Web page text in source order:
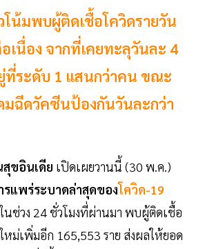
น้มพบผู้ติดเชื้อโควิดรายวัน
เนื่อง จากที่เคยทะลุวันละ 4
ที่ระดับ 1 แสนกว่าคน ขณะ
มฉีดวัคซีนป้องกันวันละกว่า
ขอินเดีย เปิดเผยวานนี้ (30 พ.ค.)
รแพร่ระบาดล่าสุดของโควิด-19
นช่วง 24 ชั่วโมงที่ผ่านมา พบผู้ติดเชื้อ
หม่เพิ่มอีก 165,553 ราย ส่งผลให้ยอด